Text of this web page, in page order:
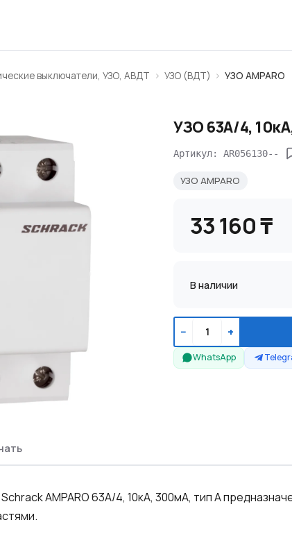
выключатели, УЗО, АВДТ УЗО (ВДТ)
УЗО AMPARO
УЗО 63А/4,
Артикул: AR056130--
УЗО AMPARO
33 160 ₸
В наличии
− +
WhatsApp
Schrack AMPARO 63А/4, 10кА, 300мА, тип А